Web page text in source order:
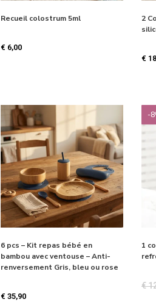
Recueil colostrum 5ml
€ 6,00
2
€
6 pcs – Kit repas bébé en
bambou avec ventouse – Anti-
renversement Gris, bleu ou rose
€ 35,90
-
1
€